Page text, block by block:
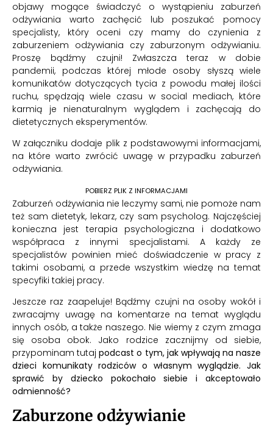
objawy mogące świadczyć o wystąpieniu zaburzeń
odżywiania warto zachęcić lub poszukać pomocy
specjalisty, który oceni czy mamy do czynienia z
zaburzeniem odżywiania czy zaburzonym odżywianiu.
Proszę bądźmy czujni! Zwłaszcza teraz w dobie
pandemii, podczas której młode osoby słyszą wiele
komunikatów dotyczących tycia z powodu małej ilości
ruchu, spędzają wiele czasu w social mediach, które
karmią je nienaturalnym wyglądem i zachęcają do
dietetycznych eksperymentów.
W załączniku dodaje plik z podstawowymi informacjami,
na które warto zwrócić uwagę w przypadku zaburzeń
odżywiania.
POBIERZ PLIK Z INFORMACJAMI
Zaburzeń odżywiania nie leczymy sami, nie pomoże nam
też sam dietetyk, lekarz, czy sam psycholog. Najczęściej
konieczna jest terapia psychologiczna i dodatkowo
współpraca z innymi specjalistami. A każdy ze
specjalistów powinien mieć doświadczenie w pracy z
takimi osobami, a przede wszystkim wiedzę na temat
specyfiki takiej pracy.
Jeszcze raz zaapeluje! Bądźmy czujni na osoby wokół i
zwracajmy uwagę na komentarze na temat wyglądu
innych osób, a także naszego. Nie wiemy z czym zmaga
się osoba obok. Jako rodzice zacznijmy od siebie,
przypominam tutajpodcast o tym, jak wpływają na nasze
dzieci komunikaty rodziców o własnym wyglądzie. Jak
sprawić by dziecko pokochało siebie i akceptowało
odmienność?
Zaburzone odżywianie